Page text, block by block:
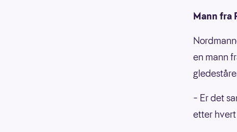
Mann fra
en mann
– Er det
etter